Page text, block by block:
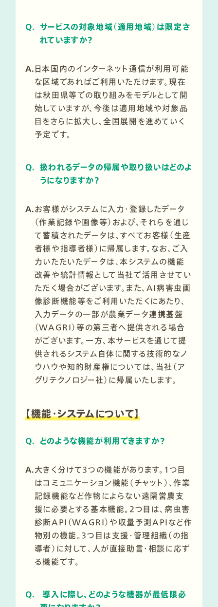
Q. サービスの対象地域（適用地域）は限定さ
れていますか？
A.日本国内のインターネット通信が利用可能
な区域であればご利用いただけます。現在
は秋田県等での取り組みをモデルとして開
始していますが、今後は適用地域や対象品
目をさらに拡大し、全国展開を進めていく
予定です。
Q. 扱われるデータの帰属や取り扱いはどのよ
うになりますか？
A.お客様がシステムに入力・登録したデータ
（作業記録や画像等）および、それらを通じ
て蓄積されたデータは、すべてお客様（生産
者様や指導者様）に帰属します。なお、ご入
力いただいたデータは、本システムの機能
改善や統計情報として当社で活用させてい
ただく場合がございます。また、AI病害虫画
像診断機能等をご利用いただくにあたり、
入力データの一部が農業データ連携基盤
（WAGRI）等の第三者へ提供される場合
がございます。一方、本サービスを通じて提
供されるシステム自体に関する技術的なノ
ウハウや知的財産権については、当社（ア
グリテクノロジー社）に帰属いたします。
【機能・システムについて】
Q. どのような機能が利用できますか？
A.大きく分けて3つの機能があります。1つ目
はコミュニケーション機能（チャット）、作業
記録機能など作物によらない遠隔営農支
援に必要とする基本機能。2つ目は、病虫害
診断API（WAGRI）や収量予測APIなど作
物別の機能。３つ目は支援・管理組織（の指
導者）に対して、人が直接助言・相談に応ず
る機能です。
Q.
導入に際し、どのような機器が最低限必